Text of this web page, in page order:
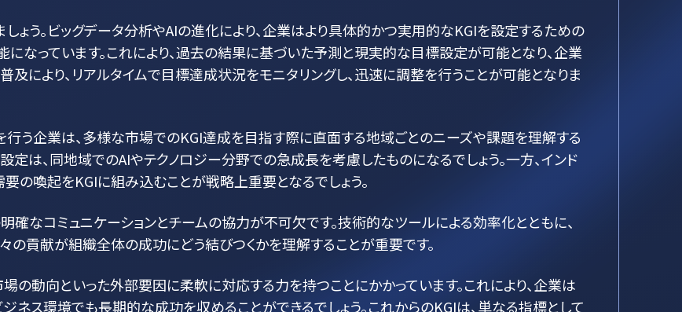
ょう。ビッグデータ分析やAIの進化により、企業はより具体的かつ実用的なKGIを設定するための
なっています。これにより、過去の結果に基づいた予測と現実的な目標設定が可能となり、企業
及により、リアルタイムで目標達成状況をモニタリングし、迅速に調整を行うことが可能となりま
行う企業は、多様な市場でのKGI達成を目指す際に直面する地域ごとのニーズや課題を理解する
定は、同地域でのAIやテクノロジー分野での急成長を考慮したものになるでしょう。一方、インド
の喚起をKGIに組み込むことが戦略上重要となるでしょう。
確なコミュニケーションとチームの協力が不可欠です。技術的なツールによる効率化とともに、
の貢献が組織全体の成功にどう結びつくかを理解することが重要です。
の動向といった外部要因に柔軟に対応する力を持つことにかかっています。これにより、企業は
ス環境でも長期的な成功を収めることができるでしょう。これからのKGIは、単なる指標として